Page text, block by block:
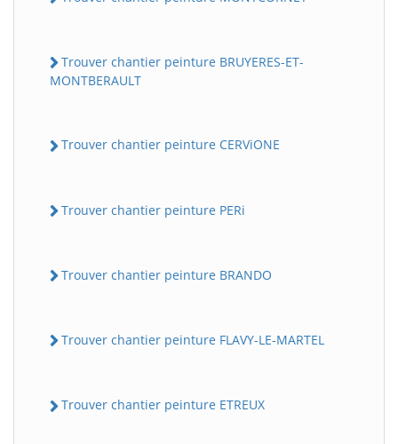
Trouver chantier peinture BRUYERES-ET-
MONTBERAULT
Trouver chantier peinture CERViONE
Trouver chantier peinture PERi
Trouver chantier peinture BRANDO
Trouver chantier peinture FLAVY-LE-MARTEL
Trouver chantier peinture ETREUX